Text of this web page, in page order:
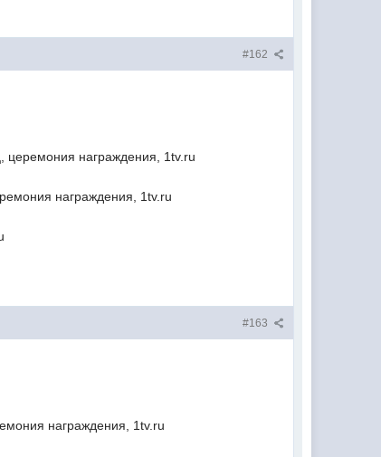
#162
церемония награждения, 1tv.ru
награждения, 1tv.ru
#163
награждения, 1tv.ru